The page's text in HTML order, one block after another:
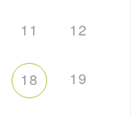
11 12
18 19